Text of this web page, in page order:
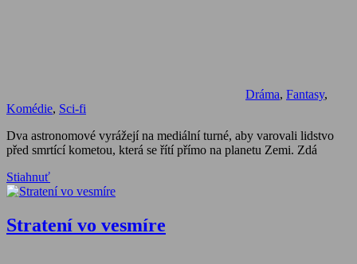
Dráma, Fantasy,
Komédie, Sci-fi
Dva astronomové vyrážejí na mediální turné, aby varovali lidstvo
před smrtící kometou, která se řítí přímo na planetu Zemi. Zdá
Stiahnuť
Stratení vo vesmíre